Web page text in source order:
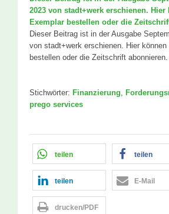
2023 von stadt+werk erschienen.
Exemplar bestellen oder die
Dieser Beitrag ist in der Ausgabe
von stadt+werk erschienen. Hier
bestellen oder die Zeitschrift abonnieren.
Stichwörter: Finanzierung,
prego services
teilen teilen
teilen E-Mail
drucken/PDF